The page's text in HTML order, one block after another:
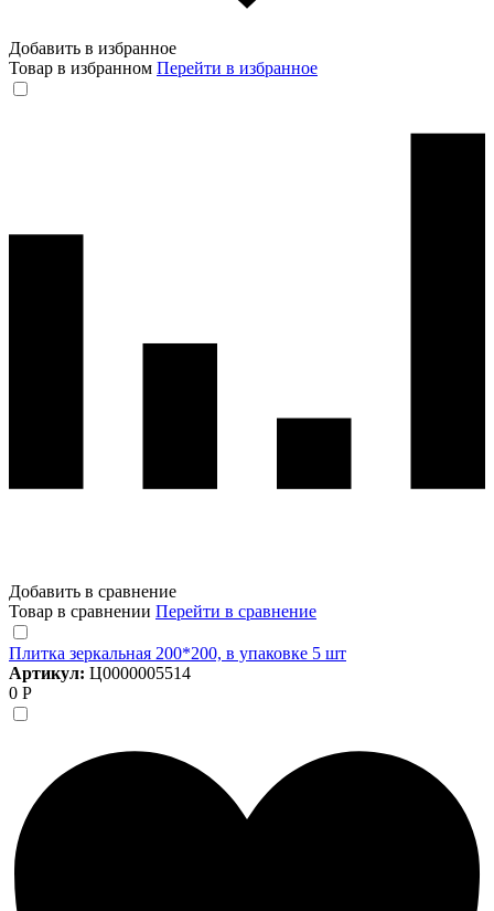
Добавить в избранное
Товар в избранном Перейти в избранное
Добавить в сравнение
Товар в сравнении Перейти в сравнение
Плитка зеркальная 200*200, в упаковке 5 шт
Артикул: Ц0000005514
0 Р